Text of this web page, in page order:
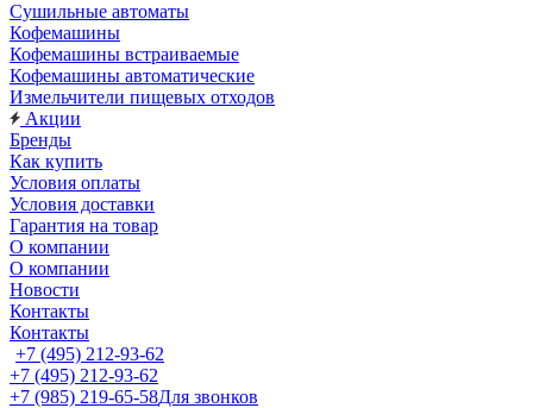
Сушильные автоматы
Кофемашины
Кофемашины встраиваемые
Кофемашины автоматические
Измельчители пищевых отходов
Акции
Бренды
Как купить
Условия оплаты
Условия доставки
Гарантия на товар
О компании
О компании
Новости
Контакты
Контакты
+7 (495) 212-93-62
+7 (495) 212-93-62
+7 (985) 219-65-58Для звонков